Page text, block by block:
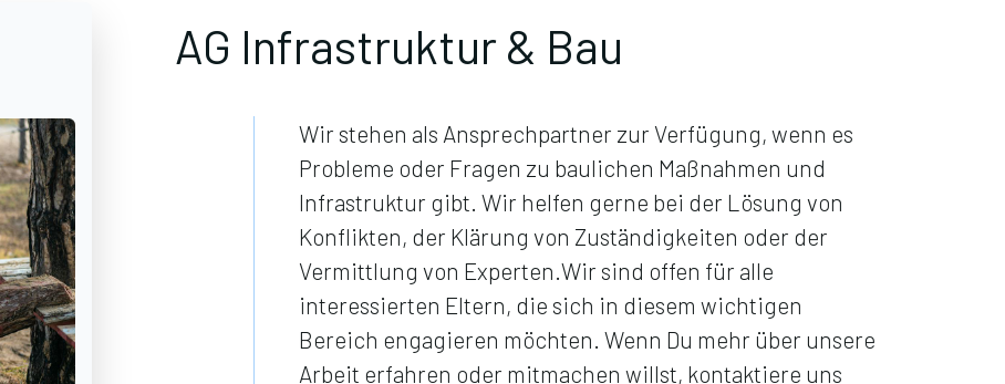
AG Infrastruktur & Bau
Wir stehen als Ansprechpartner zur Verfügung, wenn es
Probleme oder Fragen zu baulichen Maßnahmen und
Infrastruktur gibt. Wir helfen gerne bei der Lösung von
Konflikten, der Klärung von Zuständigkeiten oder der
Vermittlung von Experten.Wir sind offen für alle
interessierten Eltern, die sich in diesem wichtigen
Bereich engagieren möchten. Wenn Du mehr über unsere
Arbeit erfahren oder mitmachen willst, kontaktiere uns